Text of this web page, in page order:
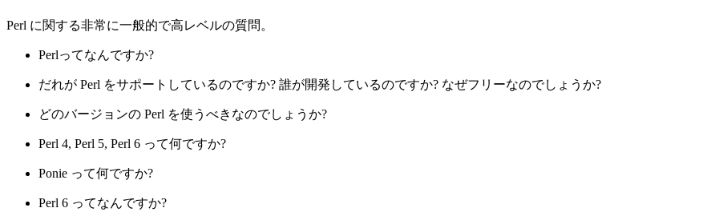
Perl に関する非常に一般的で高レベルの質問。
Perlってなんですか?
だれが Perl をサポートしているのですか? 誰が開発しているのですか? なぜフリーなのでしょうか?
どのバージョンの Perl を使うべきなのでしょうか?
Perl 4, Perl 5, Perl 6 って何ですか?
Ponie って何ですか?
Perl 6 ってなんですか?